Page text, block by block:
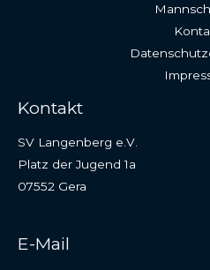
Kontakt
SV Langenberg e.V.
Platz der Jugend 1a
07552 Gera
E-Mail